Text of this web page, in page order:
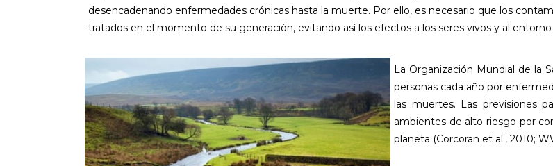
desencadenando enfermedades crónicas hasta la muerte. Por ello, es necesario que los
tratados en el momento de su generación, evitando así los efectos a los seres vivos y al entorno
La Organización Mundial de la
personas cada año por
las muertes. Las previsiones
ambientes de alto riesgo por
planeta (Corcoran et al., 2010;